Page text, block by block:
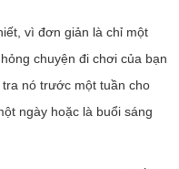
vì đơn giản là chỉ một
chuyện đi chơi của bạn
nó trước một tuần cho
ngày hoặc là buổi sáng